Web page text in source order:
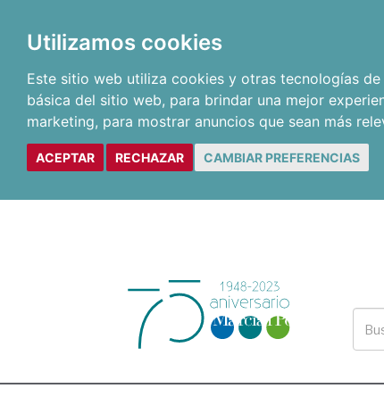
Utilizamos cookies
Este sitio web utiliza cookies y otras tecnologías
básica del sitio web, para brindar una mejor
marketing, para mostrar anuncios que sean más
ACEPTAR RECHAZAR CAMBIAR PREFERENCIAS